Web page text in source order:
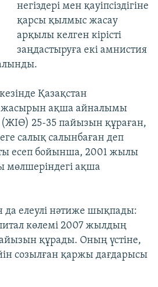
негіздері мен қауіпсіздігіне
қарсы қылмыс жасау
арқылы келген кірісті
заңдастыруға екі амнистия
Қазақстан
жасырын ақша айналымы
25-35 пайызын құраған,
салық салынбаған деп
есеп бойынша, 2001 жылы
мөлшеріндегі ақша
да елеулі нәтиже шықпады:
көлемі 2007 жылдың
құрады. Оның үстіне,
созылған қаржы дағдарысы